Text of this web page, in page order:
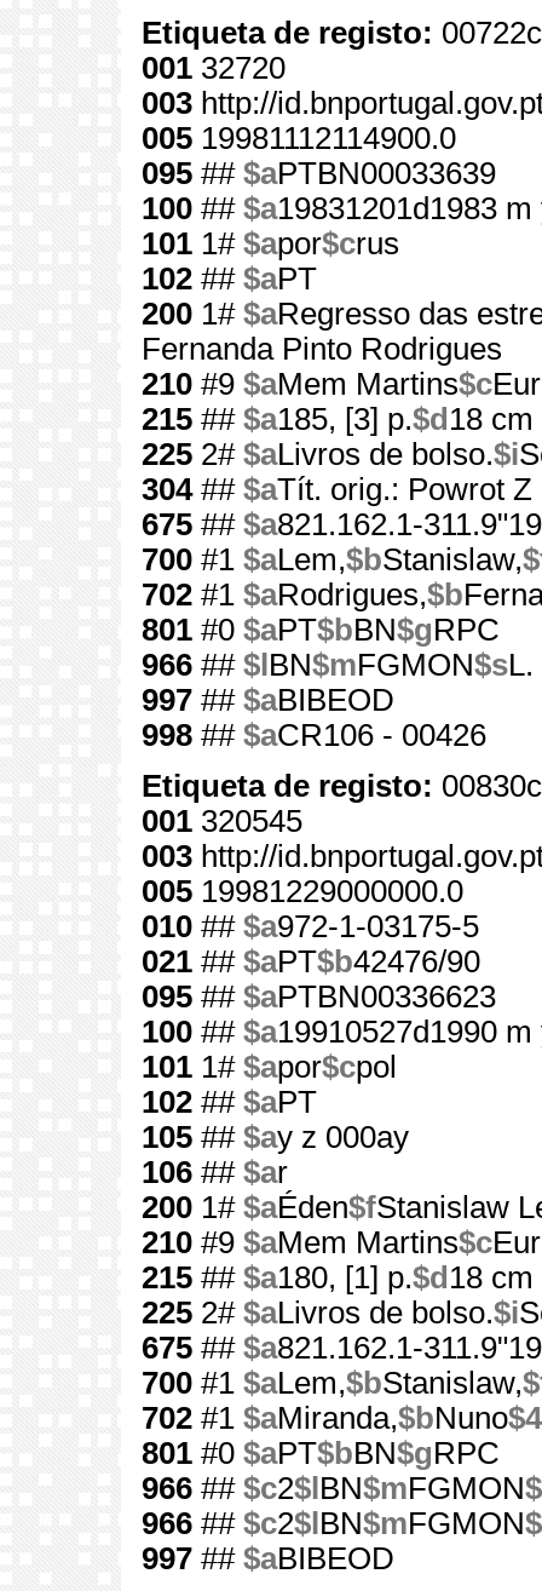
Etiqueta de registo:
001 32720
003 http://
005 19981112114900.0
095 ## $aPTBN00033639
100 ## $a19831201d1983
101 1# $apor$crus
102 ## $aPT
200 1# $aRegresso das
Fernanda Pinto Rodrigues
210 #9 $aMem Martins$c
215 ## $a185, [3] p.$d 18 cm
225 2# $aLivros de bolso.$i
304## $aTít. orig.: Powrot Z
675 ## $a821.162.1-
700 #1 $aLem,$bStanislaw,
702 #1 $aRodrigues,$b
801 #0 $aPT$bBN$gRPC
966 ## $l BN$mFGMON$sL.
997 ## $aBIBEOD
998 ## $aCR106 - 00426
Etiqueta de registo:
001 320545
003 http://
005 19981229000000.0
010 ## $a972-1-03175-5
021 ## $aPT$b42476/90
095 ## $aPTBN00336623
100 ## $a19910527d1990
101 1# $apor$cpol
102 ## $aPT
105 ## $ay z 000ay
106 ## $ar
200 1# $aÉden$fStanislaw
210 #9 $aMem Martins$c
215 ## $a180, [1] p.$d 18 cm
225 2# $aLivros de bolso.$i
675 ## $a821.162.1-
700 #1 $aLem,$bStanislaw,
702 #1 $aMiranda,$bNuno$4
801 #0 $aPT$bBN$gRPC
966 ## $c2$l BN$mFGMON
966 ## $c2$l BN$mFGMON
997 ## $aBIBEOD